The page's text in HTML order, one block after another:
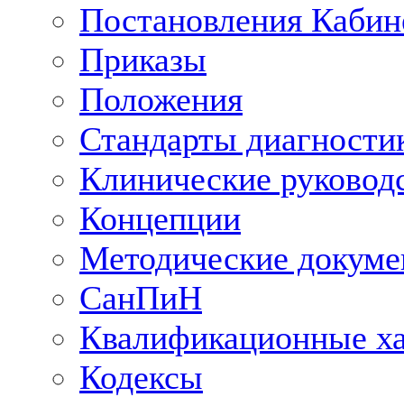
Постановления
Приказы
Положения
Стандарты
Клинические
Концепции
Методические
СанПиН
Квалификационные
Кодексы